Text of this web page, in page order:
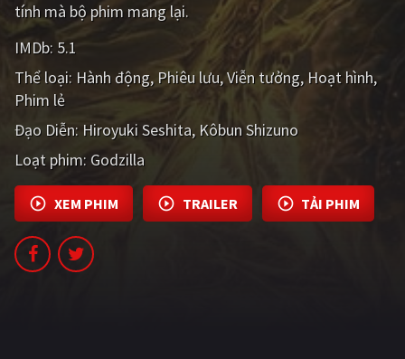
CẬP NHẬT
PHIM BỘ
PHIM LẺ
PHIM CHIẾU RẠP
TUYỂN TẬP PHIM
BLOG
tính mà bộ phim mang lại.
IMDb: 5.1
Thể loại: Hành động Phiêu lưu Viễn tưởng Hoạt hình
Phim lẻ
Đạo Diễn: Hiroyuki Seshita Kôbun Shizuno
Loạt phim: Godzilla
XEM PHIM TRAILER TẢI PHIM